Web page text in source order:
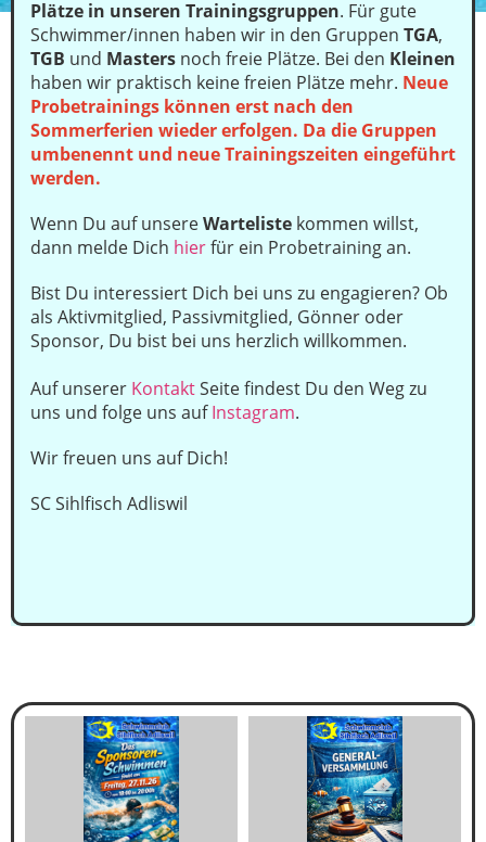
Plätze in unseren Trainingsgruppen. Für gute
Schwimmer/innen haben wir in den Gruppen TGA,
TGB und Masters noch freie Plätze. Bei den Kleinen
haben wir praktisch keine freien Plätze mehr. Neue
Probetrainings können erst nach den
Sommerferien wieder erfolgen. Da die Gruppen
umbenennt und neue Trainingszeiten eingeführt
werden.
Wenn Du auf unsereWarteliste kommen willst,
dann melde Dich hierfür ein Probetraining an.
Bist Du interessiert Dich bei uns zu engagieren? Ob
als Aktivmitglied, Passivmitglied, Gönner oder
Sponsor, Du bist bei uns herzlich willkommen.
Auf unserer KontaktSeite findest Du den Weg zu
uns und folge uns aufInstagram.
Wir freuen uns auf Dich!
SC Sihlfisch Adliswil